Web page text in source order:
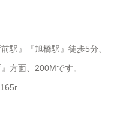
駅』『旭橋駅』徒歩5分、
方面、200Mです。